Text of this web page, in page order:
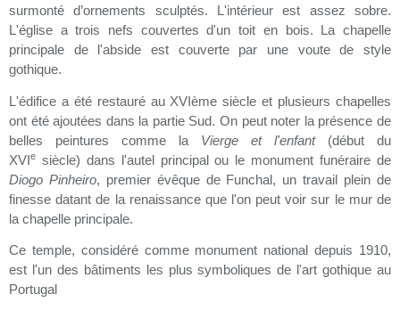
surmonté d’ornements sculptés. L'intérieur est assez sobre.
L'église a trois nefs couvertes d'un toit en bois. La chapelle
principale de l'abside est couverte par une voute de style
gothique.
L'édifice a été restauré au XVIème siècle et plusieurs chapelles
ont été ajoutées dans la partie Sud. On peut noter la présence de
belles peintures comme la Vierge et l'enfant(début du
XVI e siècle) dans l'autel principal ou le monument funéraire de
Diogo Pinheiro, premier évêque de Funchal , un travail plein de
finesse datant de la renaissance que l'on peut voir sur le mur de
la chapelle principale.
Ce temple, considéré comme monument national depuis 1910,
est l'un des bâtiments les plus symboliques de l'art gothique au
Portugal